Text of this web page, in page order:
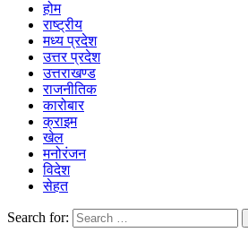
होम
राष्ट्रीय
मध्य प्रदेश
उत्तर प्रदेश
उत्तराखण्ड
राजनीतिक
कारोबार
क्राइम
खेल
मनोरंजन
विदेश
सेहत
Search for: